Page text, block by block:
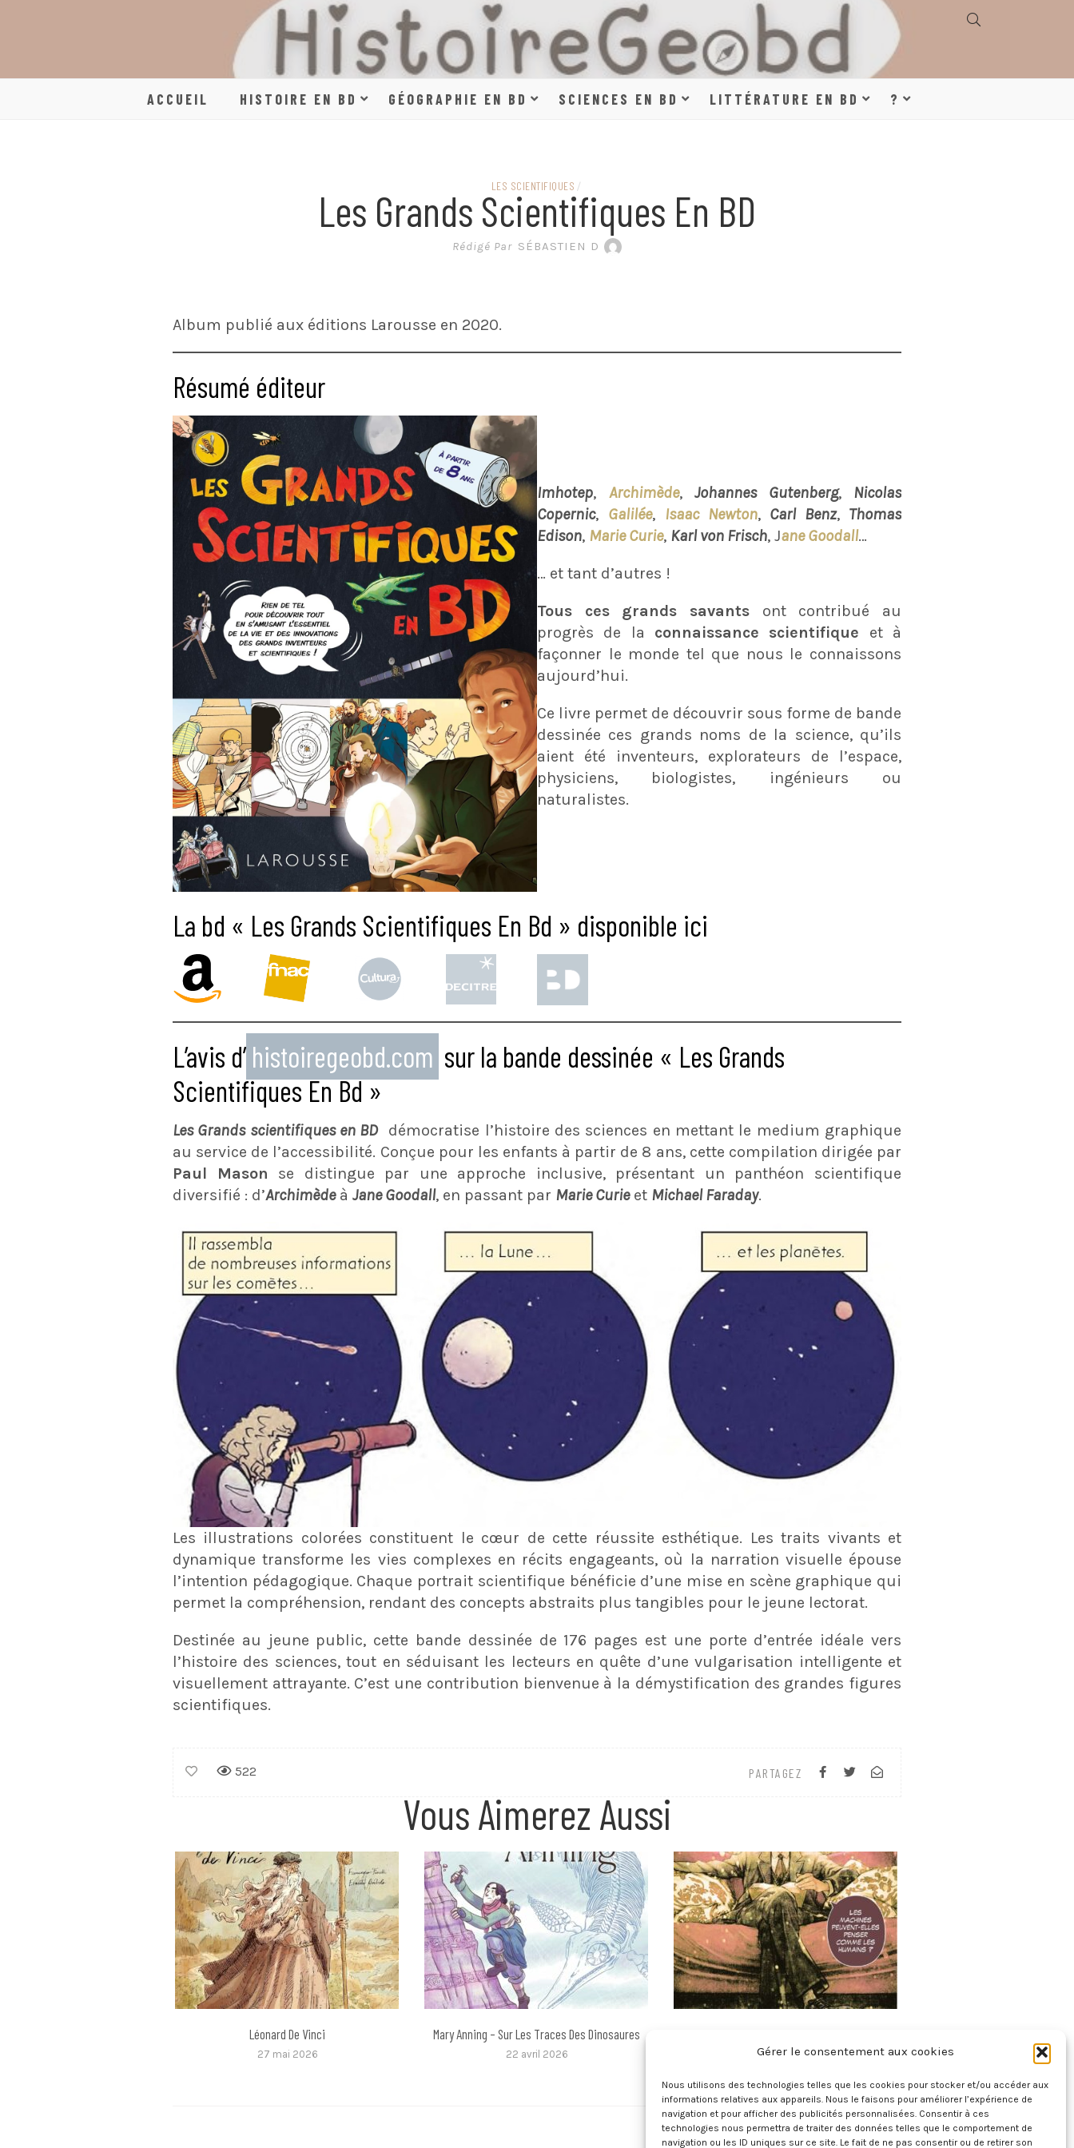
Gérer le consentement aux cookies
Nous utilisons des technologies telles que les cookies pour stocker et/ou accéder aux
informations relatives aux appareils. Nous le faisons pour améliorer l’expérience de
navigation et pour afficher des publicités personnalisées. Consentir à ces
technologies nous permettra de traiter des données telles que le comportement de
navigation ou les ID uniques sur ce site. Le fait de ne pas consentir ou de retirer son
HISTOIRE, GÉOGRAPHIE,
SCIENCES, LITTÉRATURE
EN BANDE DESSINÉE
ACCUEIL HISTOIRE EN BD GÉOGRAPHIE EN BD SCIENCES EN BD LITTÉRATURE EN BD ?
LES SCIENTIFIQUES /
Les Grands Scientifiques En BD
Rédigé Par SÉBASTIEN D
Album publié aux éditions Larousse en 2020.
Résumé éditeur
Imhotep, Archimède, Johannes Gutenberg, Nicolas
Copernic, Galilée, Isaac Newton, Carl Benz, Thomas
Edison, Marie Curie, Karl von Frisch, Jane Goodall…
… et tant d’autres !
Tous ces grands savants ont contribué au
progrès de la connaissance scientifique et à
façonner le monde tel que nous le connaissons
aujourd’hui.
Ce livre permet de découvrir sous forme de bande
dessinée ces grands noms de la science, qu’ils
aient été inventeurs, explorateurs de l’espace,
physiciens, biologistes, ingénieurs ou
naturalistes.
La bd « Les Grands Scientifiques En Bd » disponible ici
L’avis d’ histoiregeobd.com sur la bande dessinée « Les Grands
Scientifiques En Bd »
Les Grands scientifiques en BDdémocratise l’histoire des sciences en mettant le medium graphique
au service de l’accessibilité. Conçue pour les enfants à partir de 8 ans, cette compilation dirigée par
Paul Mason se distingue par une approche inclusive, présentant un panthéon scientifique
diversifié : d’Archimèdeà Jane Goodall, en passant par Marie Curieet Michael Faraday.
Les illustrations colorées constituent le cœur de cette réussite esthétique. Les traits vivants et
dynamique transforme les vies complexes en récits engageants, où la narration visuelle épouse
l’intention pédagogique. Chaque portrait scientifique bénéficie d’une mise en scène graphique qui
permet la compréhension, rendant des concepts abstraits plus tangibles pour le jeune lectorat.
Destinée au jeune public, cette bande dessinée de 176 pages est une porte d’entrée idéale vers
l’histoire des sciences, tout en séduisant les lecteurs en quête d’une vulgarisation intelligente et
visuellement attrayante. C’est une contribution bienvenue à la démystification des grandes figures
scientifiques.
PARTAGEZ
522
Vous Aimerez Aussi
Léonard De Vinci
27 mai 2026
Mary Anning – Sur Les Traces Des Dinosaures
22 avril 2026
12 avril 2026